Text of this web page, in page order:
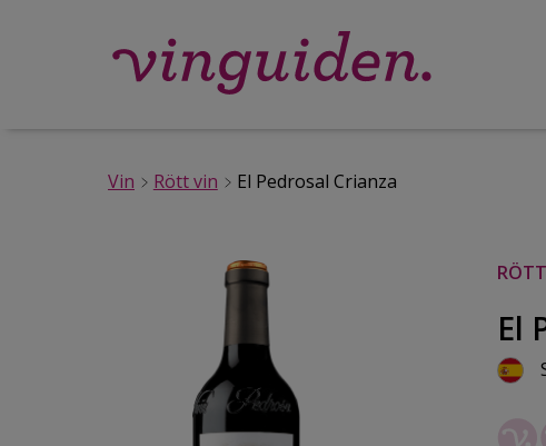
Vin Rött vin El Pedrosal Crianza
El